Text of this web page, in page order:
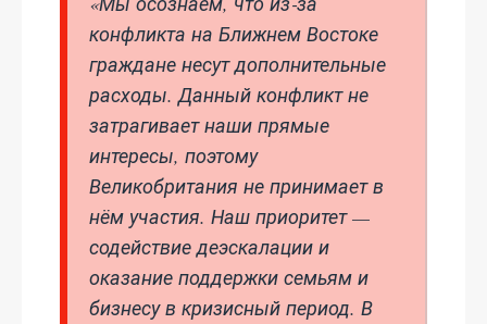
конфликта на Ближнем Востоке
граждане несут дополнительные
расходы. Данный конфликт не
затрагивает наши прямые
интересы, поэтому
Великобритания не принимает в
нём участия. Наш приоритет —
содействие деэскалации и
оказание поддержки семьям и
бизнесу в кризисный период. В